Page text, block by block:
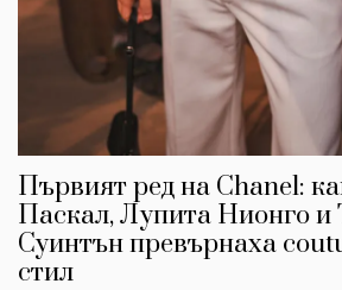
Първият ред на Chanel:
Паскал, Лупита Нионго и
Суинтън превърнаха
стил